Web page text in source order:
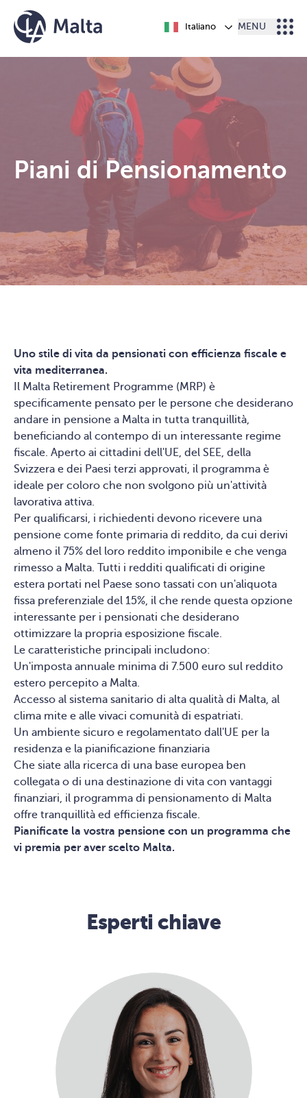
Vai al contenuto
Italiano MENU
Piani di Pensionamento
Uno stile di vita da pensionati con efficienza fiscale e
vita mediterranea.
Il Malta Retirement Programme (MRP) è
specificamente pensato per le persone che desiderano
andare in pensione a Malta in tutta tranquillità,
beneficiando al contempo di un interessante regime
fiscale. Aperto ai cittadini dell'UE, del SEE, della
Svizzera e dei Paesi terzi approvati, il programma è
ideale per coloro che non svolgono più un'attività
lavorativa attiva.
Per qualificarsi, i richiedenti devono ricevere una
pensione come fonte primaria di reddito, da cui derivi
almeno il 75% del loro reddito imponibile e che venga
rimesso a Malta. Tutti i redditi qualificati di origine
estera portati nel Paese sono tassati con un'aliquota
fissa preferenziale del 15%, il che rende questa opzione
interessante per i pensionati che desiderano
ottimizzare la propria esposizione fiscale.
Le caratteristiche principali includono:
Un'imposta annuale minima di 7.500 euro sul reddito
estero percepito a Malta.
Accesso al sistema sanitario di alta qualità di Malta, al
clima mite e alle vivaci comunità di espatriati.
Un ambiente sicuro e regolamentato dall'UE per la
residenza e la pianificazione finanziaria
Che siate alla ricerca di una base europea ben
collegata o di una destinazione di vita con vantaggi
finanziari, il programma di pensionamento di Malta
offre tranquillità ed efficienza fiscale.
Pianificate la vostra pensione con un programma che
vi premia per aver scelto Malta.
Esperti chiave